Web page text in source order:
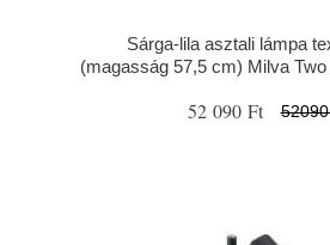
Sárga-lila asztali lámpa
(magasság 57,5 cm) Milva
52 090 Ft